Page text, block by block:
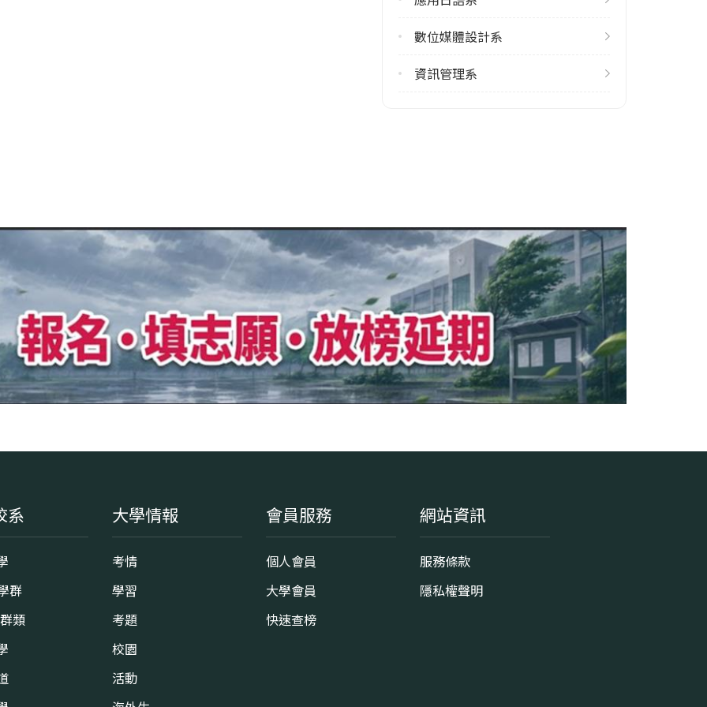
臺中市大里區工業路11號
數位媒體設計系
資訊管理系
系
群
類
大學情報
考情
學習
考題
校園
活動
會員服務
個人會員
大學會員
快速查榜
網站資訊
服務條款
隱私權聲明